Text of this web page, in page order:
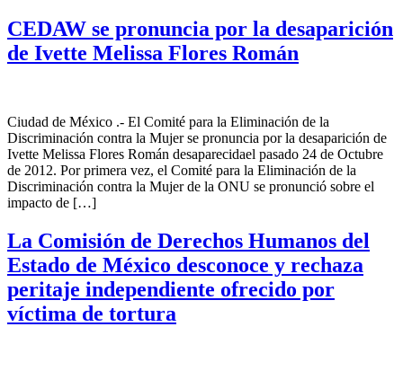
CEDAW se pronuncia por la desaparición
de Ivette Melissa Flores Román
Ciudad de México .- El Comité para la Eliminación de la
Discriminación contra la Mujer se pronuncia por la desaparición de
Ivette Melissa Flores Román desaparecidael pasado 24 de Octubre
de 2012. Por primera vez, el Comité para la Eliminación de la
Discriminación contra la Mujer de la ONU se pronunció sobre el
impacto de […]
La Comisión de Derechos Humanos del
Estado de México desconoce y rechaza
peritaje independiente ofrecido por
víctima de tortura